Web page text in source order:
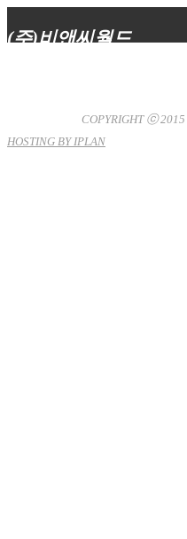
(주)비앤씨월드
COPYRIGHT ⓒ 2015
HOSTING BY IPLAN